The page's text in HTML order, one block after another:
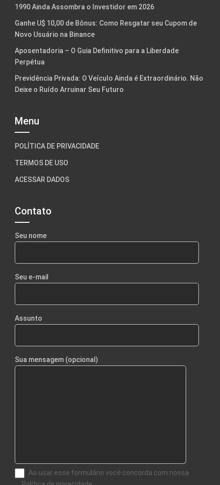
1990 Ainda Assombra o Investidor em 2026
Ganhe U$ 10,00 de Bônus: Como Resgatar seu Cupom de
Novo Usuário na Binance
Aposentadoria – O Guia Definitivo para a Liberdade
Perpétua
Previdência Privada: O Veículo Ainda é Extraordinário. Não
Deixe o Ruído Arruinar Seu Futuro
Menu
POLÍTICA DE PRIVACIDADE
TERMOS DE USO
ACESSAR DADOS
Contato
Seu nome
Seu e-mail
Assunto
Sua mensagem (opcional)
Ao usar esse formulário você concorda com nossa